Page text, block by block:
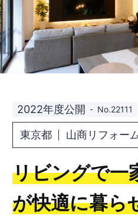
2022年度公開 No.22111
東京都
リビングで一
が快適に暮ら